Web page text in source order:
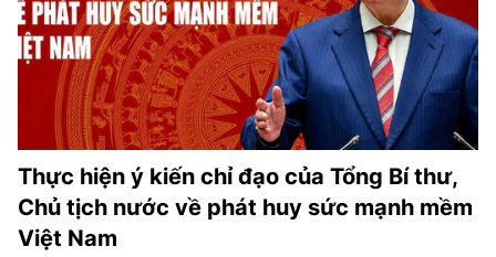
Thực hiện ý kiến chỉ đạo của Tổng Bí thư,
Chủ tịch nước về phát huy sức mạnh mềm
Việt Nam